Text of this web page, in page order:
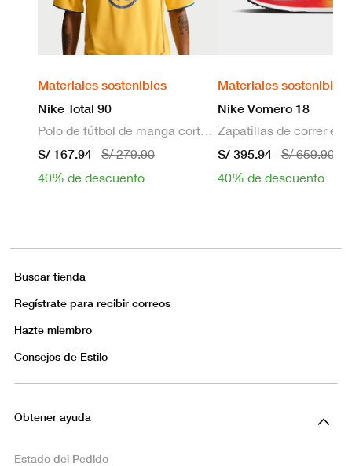
Materiales sostenibles
Nike Total 90
Polo de fútbol de manga corta Dri-FIT para hombre
S/ 167.94
S/ 279.90
40% de descuento
Materiales sostenibles
Nike Vomero 18
S/ 395.94
S/ 659.90
40% de descuento
Buscar tienda
Regístrate para recibir correos
Hazte miembro
Consejos de Estilo
Obtener ayuda
Estado del Pedido